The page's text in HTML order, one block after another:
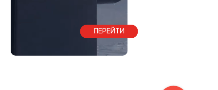
ПЕРЕЙТИ